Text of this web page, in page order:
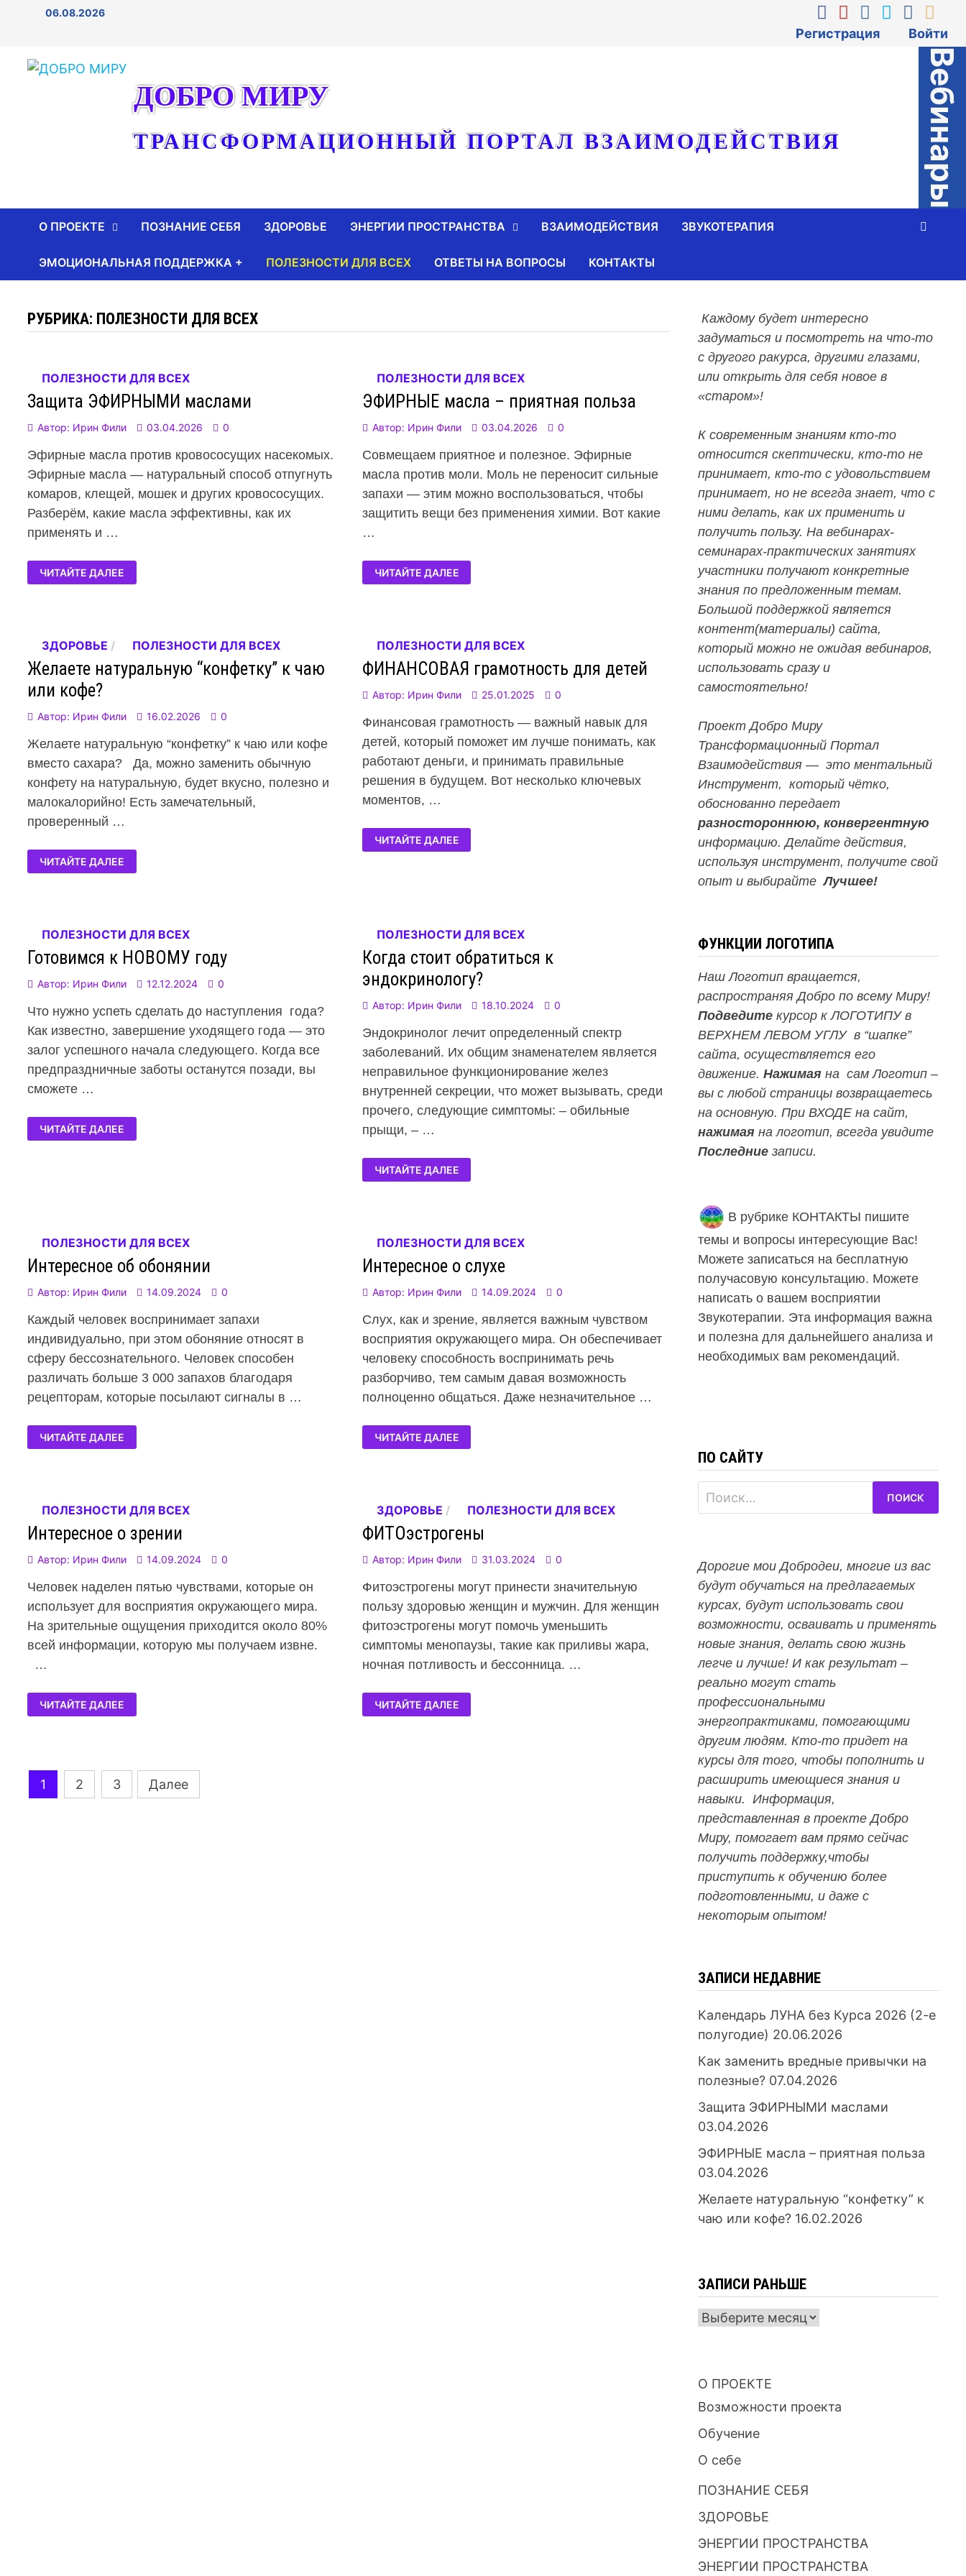
Перейти06.08.2026
Войти
Регистрация
Вебинары
ДОБРО МИРУ
ТРАНСФОРМАЦИОННЫЙ ПОРТАЛ ВЗАИМОДЕЙСТВИЯ
О ПРОЕКТЕ ПОЗНАНИЕ СЕБЯ ЗДОРОВЬЕ ЭНЕРГИИ ПРОСТРАНСТВА ВЗАИМОДЕЙСТВИЯ ЗВУКОТЕРАПИЯ
ЭМОЦИОНАЛЬНАЯ ПОДДЕРЖКА + ПОЛЕЗНОСТИ ДЛЯ ВСЕХ ОТВЕТЫ НА ВОПРОСЫ КОНТАКТЫ
РУБРИКА: ПОЛЕЗНОСТИ ДЛЯ ВСЕХ
ПОЛЕЗНОСТИ ДЛЯ ВСЕХ
Защита ЭФИРНЫМИ маслами
Автор: Ирин Фили 03.04.2026 0
Эфирные масла против кровососущих насекомых.
Эфирные масла — натуральный способ отпугнуть
комаров, клещей, мошек и других кровососущих.
Разберём, какие масла эффективны, как их
применять и …
ЧИТАЙТЕ ДАЛЕЕ
ПОЛЕЗНОСТИ ДЛЯ ВСЕХ
ЭФИРНЫЕ масла – приятная польза
Автор: Ирин Фили 03.04.2026 0
Совмещаем приятное и полезное. Эфирные
масла против моли. Моль не переносит сильные
запахи — этим можно воспользоваться, чтобы
защитить вещи без применения химии. Вот какие
…
ЧИТАЙТЕ ДАЛЕЕ
ЗДОРОВЬЕ / ПОЛЕЗНОСТИ ДЛЯ ВСЕХ
Желаете натуральную “конфетку” к чаю
или кофе?
Автор: Ирин Фили 16.02.2026 0
Желаете натуральную “конфетку” к чаю или кофе
вместо сахара? Да, можно заменить обычную
конфету на натуральную, будет вкусно, полезно и
малокалорийно! Есть замечательный,
проверенный …
ЧИТАЙТЕ ДАЛЕЕ
ПОЛЕЗНОСТИ ДЛЯ ВСЕХ
ФИНАНСОВАЯ грамотность для детей
Автор: Ирин Фили 25.01.2025 0
Финансовая грамотность — важный навык для
детей, который поможет им лучше понимать, как
работают деньги, и принимать правильные
решения в будущем. Вот несколько ключевых
моментов, …
ЧИТАЙТЕ ДАЛЕЕ
ПОЛЕЗНОСТИ ДЛЯ ВСЕХ
Готовимся к НОВОМУ году
Автор: Ирин Фили 12.12.2024 0
Что нужно успеть сделать до наступления года?
Как известно, завершение уходящего года — это
залог успешного начала следующего. Когда все
предпраздничные заботы останутся позади, вы
сможете …
ЧИТАЙТЕ ДАЛЕЕ
ПОЛЕЗНОСТИ ДЛЯ ВСЕХ
Когда стоит обратиться к
эндокринологу?
Автор: Ирин Фили 18.10.2024 0
Эндокринолог лечит определенный спектр
заболеваний. Их общим знаменателем является
неправильное функционирование желез
внутренней секреции, что может вызывать, среди
прочего, следующие симптомы: – обильные
прыщи, – …
ЧИТАЙТЕ ДАЛЕЕ
ПОЛЕЗНОСТИ ДЛЯ ВСЕХ
Интересное об обонянии
Автор: Ирин Фили 14.09.2024 0
Каждый человек воспринимает запахи
индивидуально, при этом обоняние относят в
сферу бессознательного. Человек способен
различать больше 3 000 запахов благодаря
рецепторам, которые посылают сигналы в …
ЧИТАЙТЕ ДАЛЕЕ
ПОЛЕЗНОСТИ ДЛЯ ВСЕХ
Интересное о слухе
Автор: Ирин Фили 14.09.2024 0
Слух, как и зрение, является важным чувством
восприятия окружающего мира. Он обеспечивает
человеку способность воспринимать речь
разборчиво, тем самым давая возможность
полноценно общаться. Даже незначительное …
ЧИТАЙТЕ ДАЛЕЕ
ПОЛЕЗНОСТИ ДЛЯ ВСЕХ
Интересное о зрении
Автор: Ирин Фили 14.09.2024 0
Человек наделен пятью чувствами, которые он
использует для восприятия окружающего мира.
На зрительные ощущения приходится около 80%
всей информации, которую мы получаем извне.
…
ЧИТАЙТЕ ДАЛЕЕ
ЗДОРОВЬЕ / ПОЛЕЗНОСТИ ДЛЯ ВСЕХ
ФИТОэстрогены
Автор: Ирин Фили 31.03.2024 0
Фитоэстрогены могут принести значительную
пользу здоровью женщин и мужчин. Для женщин
фитоэстрогены могут помочь уменьшить
симптомы менопаузы, такие как приливы жара,
ночная потливость и бессонница. …
ЧИТАЙТЕ ДАЛЕЕ
Навигация
1 2 3 Далее
Каждому будет интересно
задуматься и посмотреть на что-то
с другого ракурса, другими глазами,
или открыть для себя новое в
«старом»!
К современным знаниям кто-то
относится скептически, кто-то не
принимает, кто-то с удовольствием
принимает, но не всегда знает, что с
ними делать, как их применить и
получить пользу. На вебинарах-
семинарах-практических занятиях
участники получают конкретные
знания по предложенным темам.
Большой поддержкой является
контент(материалы) сайта,
который можно не ожидая вебинаров,
использовать сразу и
самостоятельно!
Проект Добро Миру
Трансформационный Портал
Взаимодействия — это ментальный
Инструмент, который чётко,
обоснованно передает
разностороннюю, конвергентную
информацию. Делайте действия,
используя инструмент, получите свой
опыт и выбирайтеЛучшее!
ФУНКЦИИ ЛОГОТИПА
Наш Логотип вращается,
распространяя Добро по всему Миру!
Подведитекурсор к ЛОГОТИПУв
ВЕРХНЕМ ЛЕВОМ УГЛУ в “шапке”
сайта, осуществляется его
движение. Нажимаяна сам Логотип –
вы с любой страницы возвращаетесь
на основную. При ВХОДЕ на сайт,
нажимаяна логотип, всегда увидите
Последниезаписи.
В рубрике КОНТАКТЫ пишите
темы и вопросы интересующие Вас!
Можете записаться на бесплатную
получасовую консультацию. Можете
написать о вашем восприятии
Звукотерапии. Эта информация важна
и полезна для дальнейшего анализа и
необходимых вам рекомендаций.
ПО САЙТУ
Найти:
Дорогие мои Добродеи, многие из вас
будут обучаться на предлагаемых
курсах, будут использовать свои
возможности, осваивать и применять
новые знания, делать свою жизнь
легче и лучше! И как результат –
реально могут стать
профессиональными
энергопрактиками, помогающими
другим людям. Кто-то придет на
курсы для того, чтобы пополнить и
расширить имеющиеся знания и
навыки. Информация,
представленная в проекте Добро
Миру, помогает вам прямо сейчас
получить поддержку,чтобы
приступить к обучению более
подготовленными, и даже с
некоторым опытом!
ЗАПИСИ НЕДАВНИЕ
Календарь ЛУНА без Курса 2026 (2-е
полугодие) 20.06.2026
Как заменить вредные привычки на
полезные? 07.04.2026
Защита ЭФИРНЫМИ маслами
03.04.2026
ЭФИРНЫЕ масла – приятная польза
03.04.2026
Желаете натуральную “конфетку” к
чаю или кофе? 16.02.2026
ЗАПИСИ РАНЬШЕ
ЗАПИСИ
О ПРОЕКТЕ
Возможности проекта
Обучение
О себе
ПОЗНАНИЕ СЕБЯ
ЗДОРОВЬЕ
ЭНЕРГИИ ПРОСТРАНСТВА
ЭНЕРГИИ ПРОСТРАНСТВА